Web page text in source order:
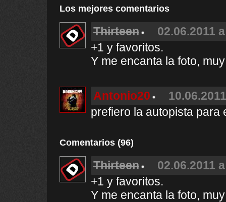
Los mejores comentarios
Thirteen
02.06.2011
+1 y favoritos.
Y me encanta la foto,
Antonio20
prefiero la autopista para
Comentarios (96)
Thirteen
02.06.2011
+1 y favoritos.
Y me encanta la foto,